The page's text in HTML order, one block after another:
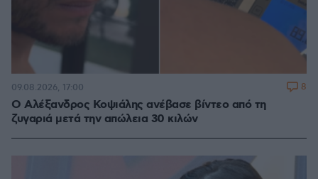
Ο Αλέξανδρος Κοψιάλης ανέβασε βίντεο από τη
ζυγαριά μετά την απώλεια 30 κιλών
09.08.2026, 17:00 8